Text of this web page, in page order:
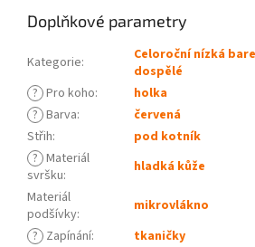
Doplňkové parametry
Kategorie:
Celoroční nízká
dospělé
? Pro koho:
holka
? Barva:
červená
Střih:
pod kotník
? Materiál
svršku:
hladká kůže
Materiál
podšívky:
mikrovlákno
? Zapínání:
tkaničky